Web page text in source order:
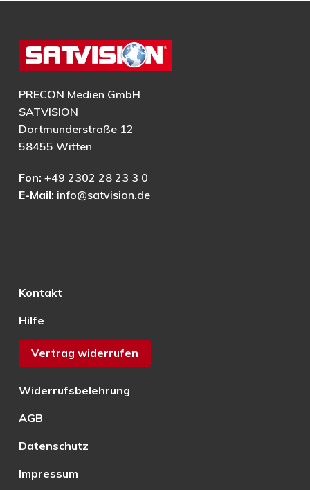
PRECON Medien GmbH
SATVISION
Dortmunderstraße 12
58455 Witten
Fon: +49 2302 28 23 3 0
E-Mail: info@satvision.de
Kontakt
Hilfe
Vertrag widerrufen
Widerrufsbelehrung
AGB
Datenschutz
Impressum